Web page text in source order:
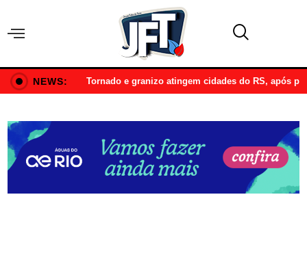
NEWS: Tornado e granizo atingem cidades do RS, após